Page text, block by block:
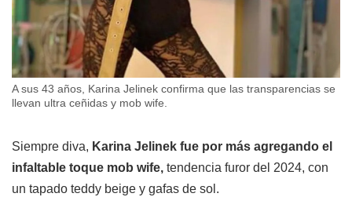
A sus 43 años, Karina Jelinek confirma que las transparencias se
llevan ultra ceñidas y mob wife.
Siempre diva, Karina Jelinek fue por más agregando el
infaltable toque mob wife, tendencia furor del 2024, con
un tapado teddy beige y gafas de sol.